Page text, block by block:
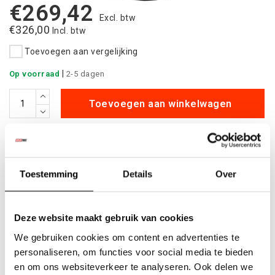
Toestemming Details Over
Deze website maakt gebruik van cookies
We gebruiken cookies om content en advertenties te
personaliseren, om functies voor social media te bieden
en om ons websiteverkeer te analyseren. Ook delen we
€269,42 Excl. btw
€326,00 Incl. btw
Toevoegen aan vergelijking
Op voorraad 2-5 dagen
Toevoegen aan winkelwagen
Betaalbarekwalitatieve producten
Uitvoorraadleverbaar
heel Europa
+500 nieuweproducten